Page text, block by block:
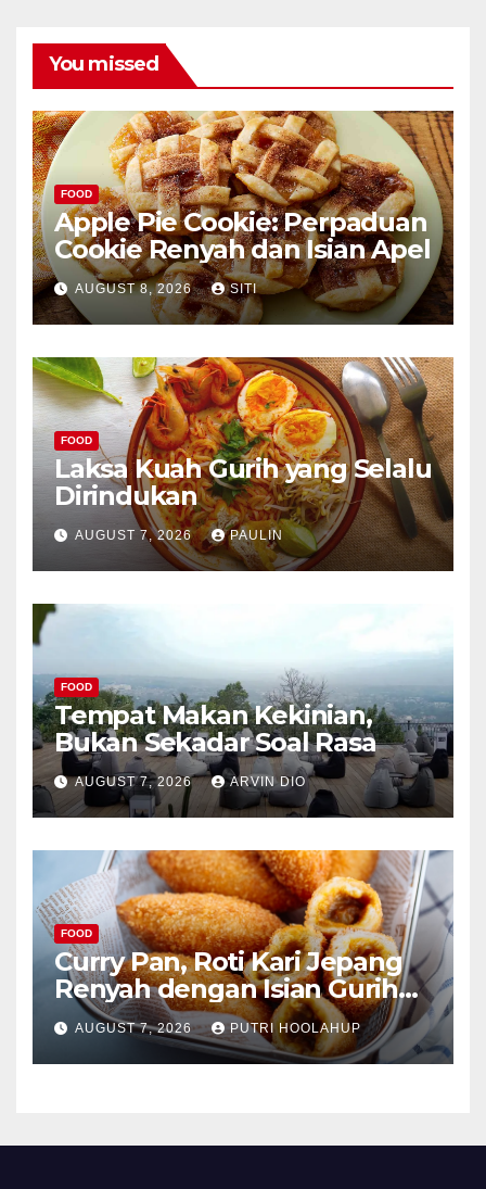
You missed
FOOD
Apple Pie Cookie: Perpaduan
Cookie Renyah dan Isian Apel
AUGUST 8, 2026 SITI
FOOD
Laksa Kuah Gurih yang Selalu
Dirindukan
AUGUST 7, 2026 PAULIN
FOOD
Tempat Makan Kekinian,
Bukan Sekadar Soal Rasa
AUGUST 7, 2026 ARVIN DIO
FOOD
Curry Pan, Roti Kari Jepang
Renyah dengan Isian Gurih
Menggoda
AUGUST 7, 2026 PUTRI HOOLAHUP